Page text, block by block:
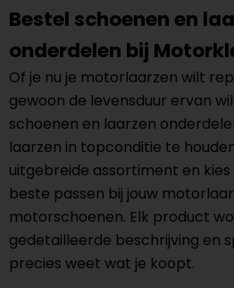
Bestel schoenen en
onderdelen bij
Of je nu je motorlaarzen wilt
gewoon de levensduur ervan
schoenen en laarzen
laarzen in topconditie te
uitgebreide assortiment en
beste passen bij jouw
motorschoenen. Elk product
gedetailleerde beschrijving en
precies weet wat je koopt.